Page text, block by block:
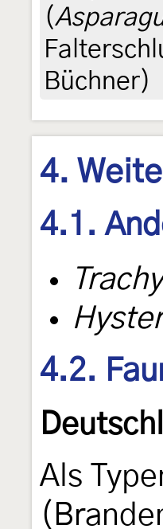
(
Büchner)
4.
4.1.
4.2.
Als